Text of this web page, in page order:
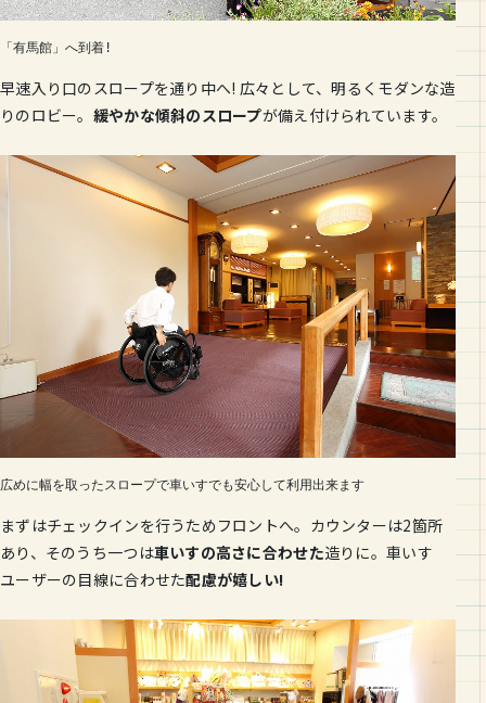
「有馬館」へ到着!
早速入り口のスロープを通り中へ! 広々として、明るくモダンな造
りのロビー。 緩やかな傾斜のスロープが備え付けられています。
広めに幅を取ったスロープで車いすでも安心して利用出来ます
まずはチェックインを行うためフロントへ。カウンターは2箇所
あり、そのうち一つは車いすの高さに合わせた造りに。車いす
ユーザーの目線に合わせた配慮が嬉しい!